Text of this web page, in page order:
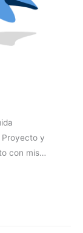
Proyecto y
con mis…